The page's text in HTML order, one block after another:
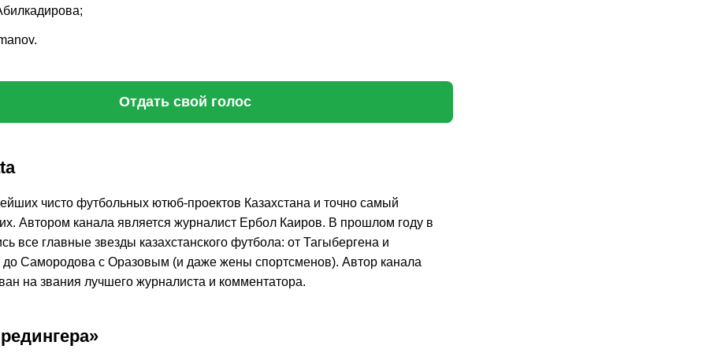
Отдать свой голос
чисто футбольных ютюб-проектов Казахстана и точно самый
Автором канала является журналист Ербол Каиров. В прошлом году в
все главные звезды казахстанского футбола: от Тагыбергена и
до Самородова с Оразовым (и даже жены спортсменов). Автор канала
на звания лучшего журналиста и комментатора.